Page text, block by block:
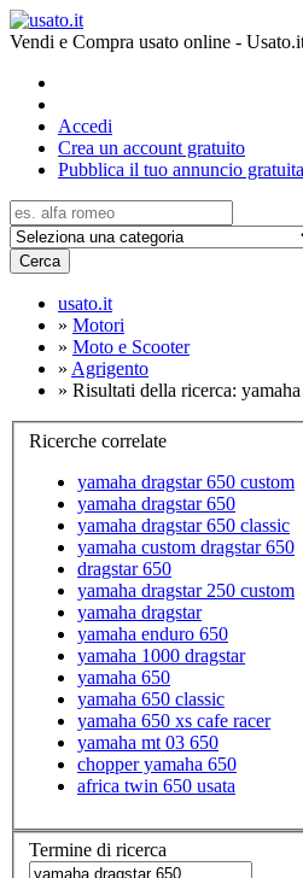
Vendi e Compra usato online -
Accedi
Crea un account gratuito
Pubblica il tuo annuncio
Cerca
usato.it
» Motori
» Moto e Scooter
» Agrigento
» Risultati della ricerca:
Ricerche correlate
yamaha dragstar 650 custom
yamaha dragstar 650
yamaha dragstar 650 classic
yamaha custom dragstar 650
dragstar 650
yamaha dragstar 250 custom
yamaha dragstar
yamaha enduro 650
yamaha 1000 dragstar
yamaha 650
yamaha 650 classic
yamaha 650 xs cafe racer
yamaha mt 03 650
chopper yamaha 650
africa twin 650 usata
Termine di ricerca